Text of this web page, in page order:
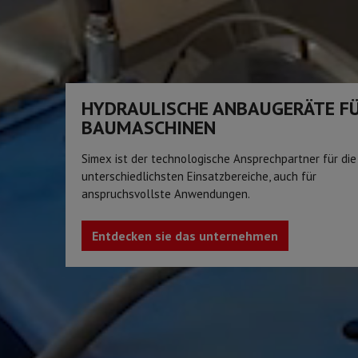
HYDRAULISCHE ANBAUGERÄTE
BAUMASCHINEN
Simex ist der technologische Ansprechpartner für die
unterschiedlichsten Einsatzbereiche, auch für
anspruchsvollste Anwendungen.
Entdecken sie das unternehmen